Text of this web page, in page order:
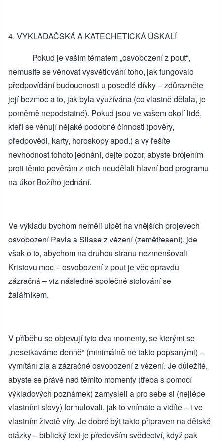
4. VYKLADAČSKÁ A KATECHETICKÁ ÚSKALÍ
Pokud je vaším tématem „osvobození z pout“,
nemusíte se věnovat vysvětlování toho, jak fungovalo
předpovídání budoucnosti u posedlé dívky – zdůrazněte
její bezmoc a to, jak byla využívána (co vlastně dělala, je
poměrně nepodstatné). Pokud jsou ve vašem okolí lidé,
kteří se věnují nějaké podobné činnosti (pověry,
předpovědi, karty, horoskopy apod.) a vy řešíte
nevhodnost tohoto jednání, dejte pozor, abyste brojením
proti těmto pověrám z nich neudělali hlavní bod programu
na úkor Božího jednání.
Ve výkladu bychom neměli ulpět na vnějších projevech
osvobození Pavla a Silase z vězení (zemětřesení), jde
však o to, abychom na druhou stranu nezmenšovali
Kristovu moc – osvobození z pout je věc opravdu
zázračná – viz následné společné stolování se
žalářníkem.
V příběhu se objevují tyto dva momenty, se kterými se
„nesetkáváme denně“ (minimálně ne takto popsanými) –
vymítání zla a zázračné osvobození z vězení. Je důležité,
abyste se právě nad těmito momenty (třeba s pomocí
výkladových poznámek) zamysleli a pro sebe si (nejlépe
vlastními slovy) formulovali, jak to vnímáte a vidíte – i ve
vlastním životě víry. Je dobré být takto připraven na dětské
otázky – biblický text je především svědectví, když pak